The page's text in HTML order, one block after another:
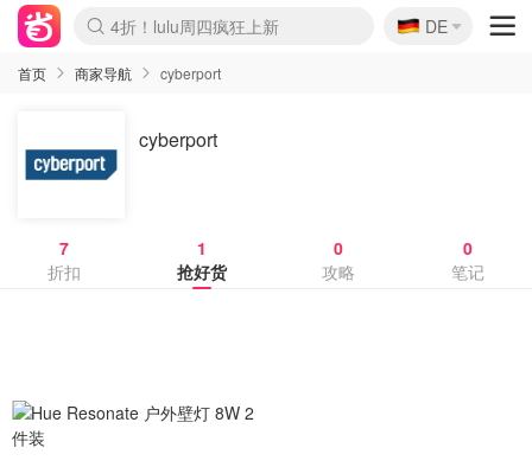
Boticinal 夏促开抢！
4折！lulu周四疯狂上新
还没结束！&OtherStories大促
Joybuy变相75折 随时失效
速领！Stanley独家85折
疑似霸哥！Camper额外叠85折
Zalando 奥莱闪促！每日更新
Moncler反季囤！5折起+叠9折
Coach Brooklyn仅€192
🇩🇪
DE
首页 商家导航 cyberport
cyberport
7
折扣
1
抢好货
0
攻略
0
笔记